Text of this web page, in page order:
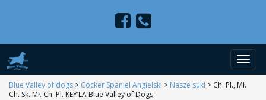
P
Blue Valley of dogs > Cocker Spaniel Angielski > Nasze suki > Ch. Pl., Mł.
Ch. Sk. Mł. Ch. Pl. KEY’LA Blue Valley of Dogs